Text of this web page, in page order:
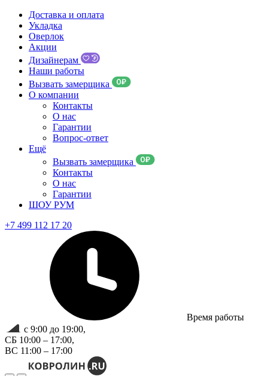
Доставка и оплата
Укладка
Оверлок
Акции
Дизайнерам
Наши работы
Вызвать замерщика
О компании
Контакты
О нас
Гарантии
Вопрос-ответ
Ещё
Вызвать замерщика
Контакты
О нас
Гарантии
ШОУ РУМ
+7 499 112 17 20
Время работы
с 9:00 до 19:00,
СБ 10:00 – 17:00,
ВС 11:00 – 17:00